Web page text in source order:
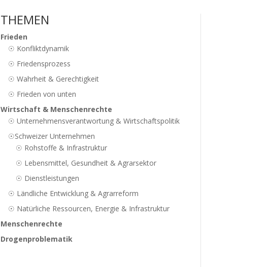
THEMEN
Frieden
☉ Konfliktdynamik
☉ Friedensprozess
☉ Wahrheit & Gerechtigkeit
☉ Frieden von unten
Wirtschaft & Menschenrechte
☉ Unternehmensverantwortung & Wirtschaftspolitik
☉Schweizer Unternehmen
☉ Rohstoffe & Infrastruktur
☉ Lebensmittel, Gesundheit & Agrarsektor
☉ Dienstleistungen
☉ Ländliche Entwicklung & Agrarreform
☉ Natürliche Ressourcen, Energie & Infrastruktur
Menschenrechte
Drogenproblematik